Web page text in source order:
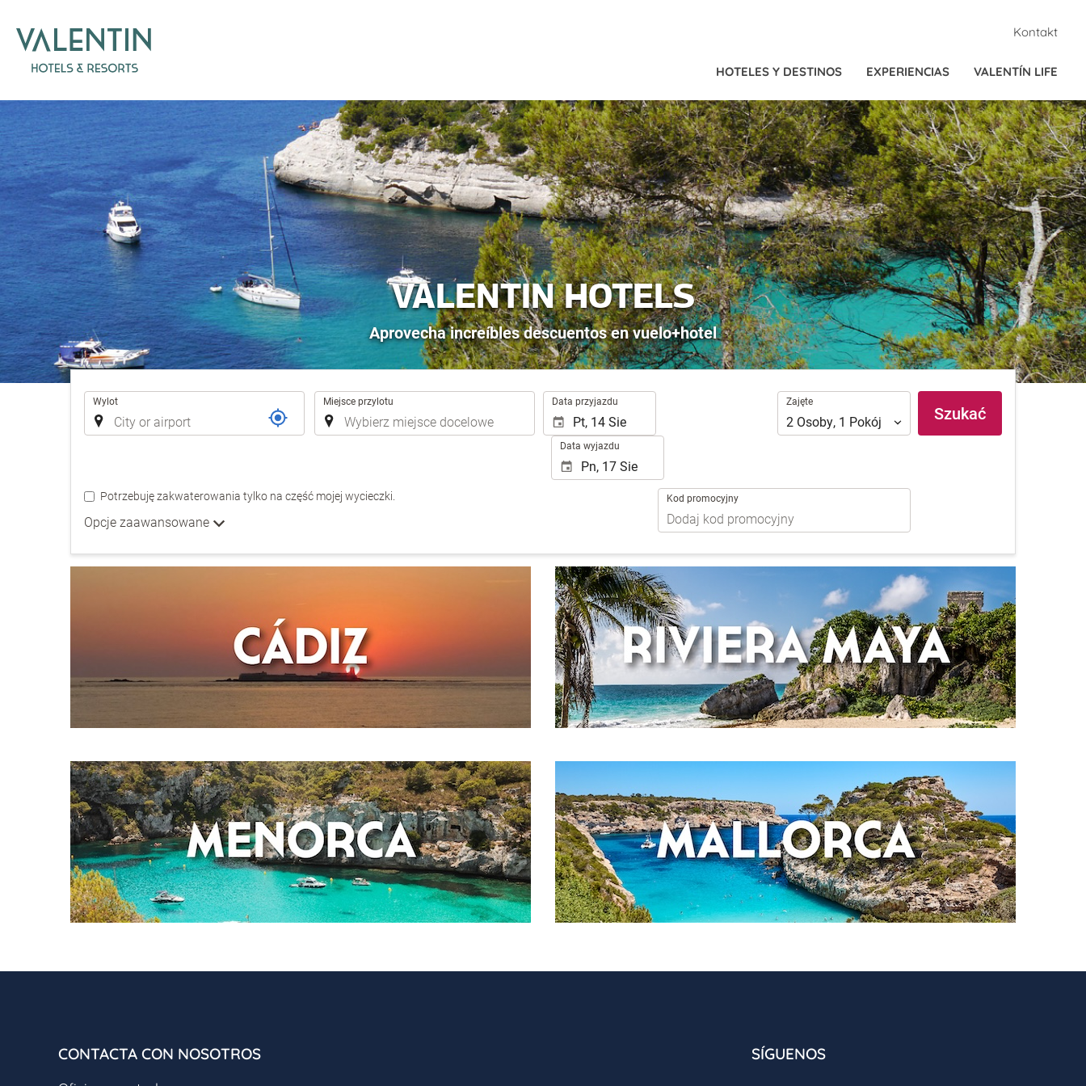
Kontakt
HOTELES Y DESTINOS
HOTELES Y DESTINOS
Todo incluido Familias Solo adultos Apartmentos Eventos
Valentin Sancti Petri
Valentin Reina Paguera
Valentin Park Club
Valentin Playa de Muro
Finca Son Roig
MENORCA
Valentin Son Bou
Valentin Imperial Riviera Maya
CUBA
CAYO CRUZ
Valentin Cayo Cruz
CAYO SANTA MARÍA
Valentin Quinta Avenida
VARADERO
Valentin El Patriarca
EXPERIENCIAS VALENTÍN LIFE
VALENTIN HOTELS
Aprovecha increíbles descuentos en vuelo+hotel
Trasa
Wylot Miejsce przylotu Data przyjazdu
Data wyjazdu
Zajęte
Zajęte
2 Osoby, 1 Pokój
Kod promocyjny
Potrzebuję zakwaterowania tylko na część mojej wycieczki.
Opcje zaawansowane
Szukać
CONTACTA CON NOSOTROS SÍGUENOS